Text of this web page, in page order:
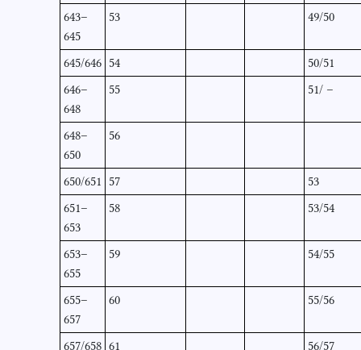
643–
645
53 49/50
645/646 54
50/51
646–
648
55 51/ –
648–
650
56
650/651 57
53
651–
653
58 53/54
653–
655
59 54/55
655–
657
60 55/56
657/658 61
56/57